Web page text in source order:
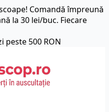
Comandă împreună
la 30 lei/buc. Fiecare
peste 500 RON